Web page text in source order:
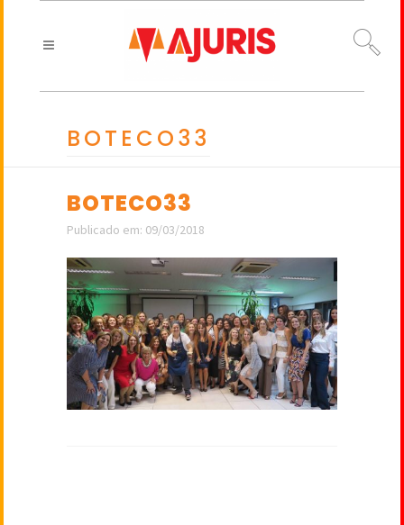
BOTECO33
BOTECO33
Publicado em: 09/03/2018